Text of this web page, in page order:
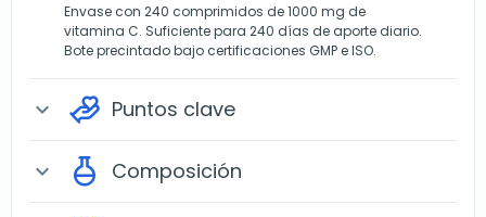
Envase con 240 comprimidos de 1000 mg de
vitamina C. Suficiente para 240 días de aporte diario.
Bote precintado bajo certificaciones GMP e ISO.
expand_more Puntos clave
expand_more Composición